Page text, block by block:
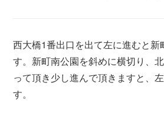
西大橋1番出口を出て左に進むと新
す。新町南公園を斜めに横切り、
って頂き少し進んで頂きますと、
す。